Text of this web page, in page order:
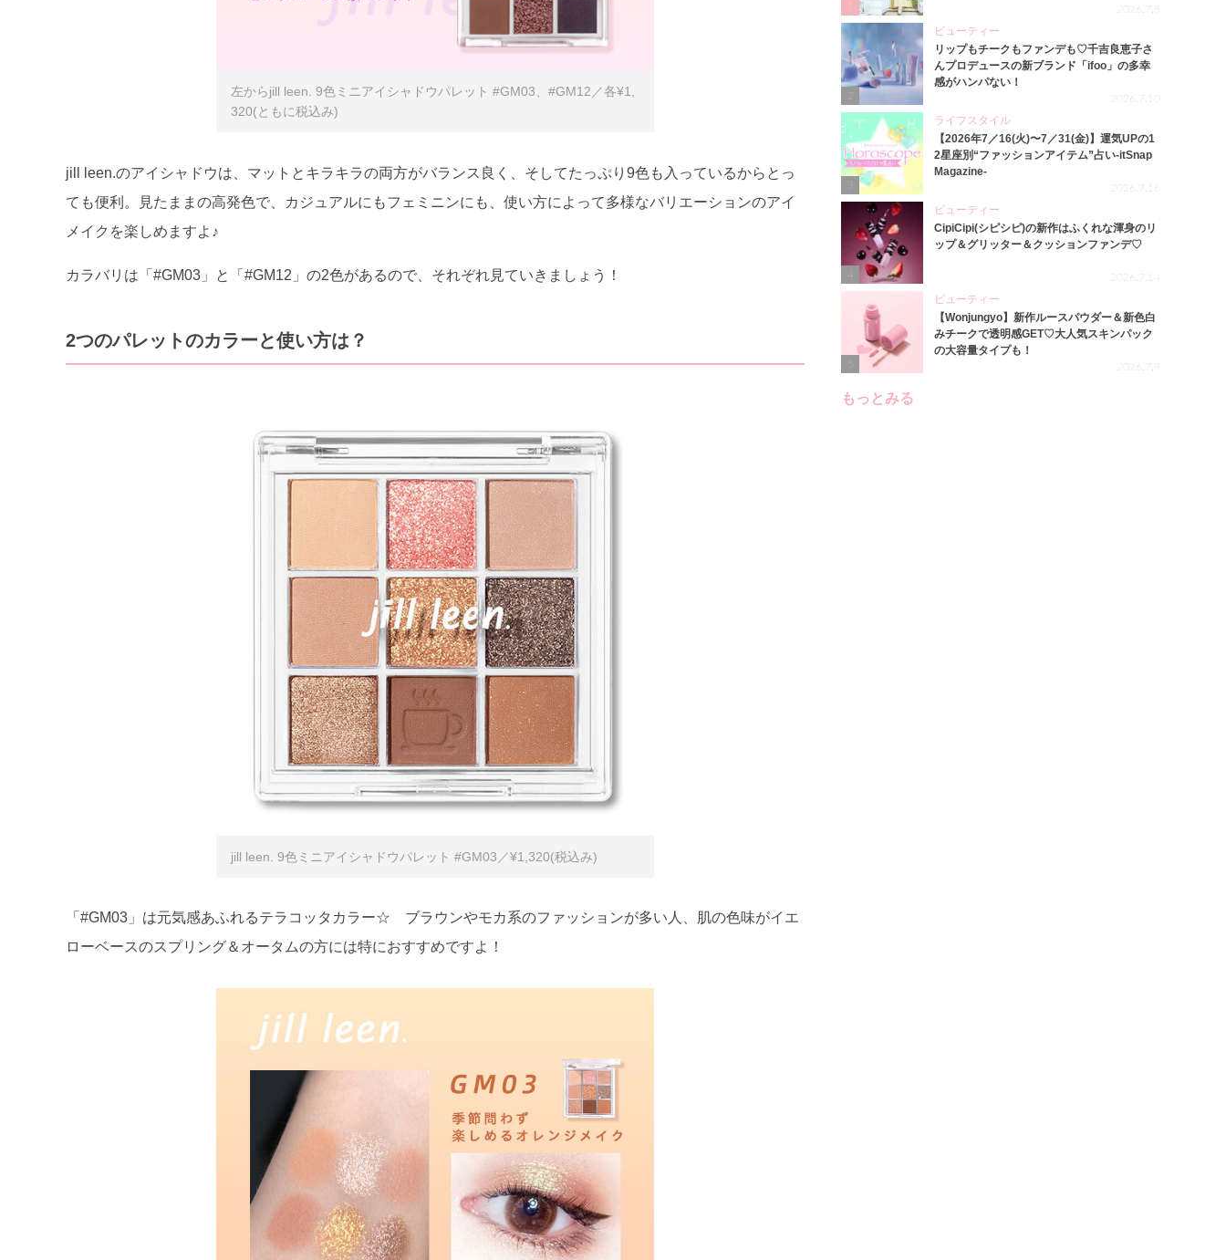
左からjill leen. 9色ミニアイシャドウパレット #GM03、#GM12／各¥1,
320(ともに税込み)
jill leen.のアイシャドウは、マットとキラキラの両方がバランス良く、そしてたっぷり9色も入っているからとっ
ても便利。見たままの高発色で、カジュアルにもフェミニンにも、使い方によって多様なバリエーションのアイ
メイクを楽しめますよ♪
カラバリは「#GM03」と「#GM12」の2色があるので、それぞれ見ていきましょう！
2つのパレットのカラーと使い方は？
jill leen. 9色ミニアイシャドウパレット #GM03／¥1,320(税込み)
「#GM03」は元気感あふれるテラコッタカラー☆ ブラウンやモカ系のファッションが多い人、肌の色味がイエ
ローベースのスプリング＆オータムの方には特におすすめですよ！
2026.7.8
ビューティー
リップもチークもファンデも♡千吉良恵子さ
んプロデュースの新ブランド「ifoo」の多幸
感がハンパない！
2026.7.10
3
ライフスタイル
【2026年7／16(火)〜7／31(金)】運気UPの1
2星座別“ファッションアイテム”占い-itSnap
Magazine-
2026.7.16
4
ビューティー
CipiCipi(シピシピ)の新作はふくれな渾身のリ
ップ＆グリッター＆クッションファンデ♡
2026.7.14
ビューティー
【Wonjungyo】新作ルースパウダー＆新色白
みチークで透明感GET♡大人気スキンパック
の大容量タイプも！
2026.7.9
もっとみる